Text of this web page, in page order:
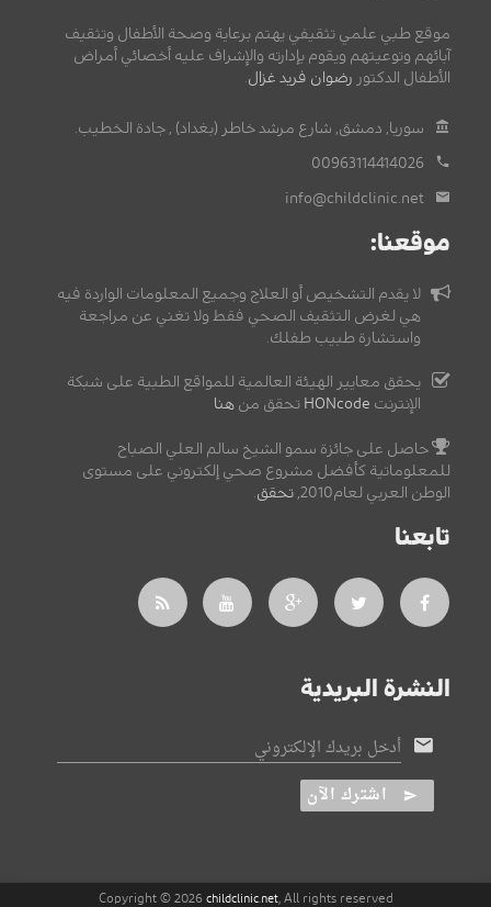
موقع طبي علمي تثقيفي يهتم برعاية وصحة الأطفال وتثقيف
آبائهم وتوعيتهم ويقوم بإدارته والإشراف عليه أخصائي أمراض
الأطفال الدكتور رضوان فريد غزال
سوريا, دمشق, شارع مرشد خاطر (بغداد) , جادة الخطيب.
00963114414026
info@childclinic.net
موقعنا:
لا يقدم التشخيص أو العلاج وجميع المعلومات الواردة فيه
هي لغرض التثقيف الصحي فقط ولا تغني عن مراجعة
واستشارة طبيب طفلك.
يحقق معايير الهيئة العالمية للمواقع الطبية على شبكة
الإنترنت HONcode تحقق من هنا
حاصل على جائزة سمو الشيخ سالم العلي الصباح
للمعلوماتية كأفضل مشروع صحي إلكتروني على مستوى
الوطن العربي لعام2010,
تحقق
تابعنا
النشرة البريدية
أدخل بريدك الإلكتروني
اشترك الآن
Copyright © 2026 childclinic.net, All rights reserved